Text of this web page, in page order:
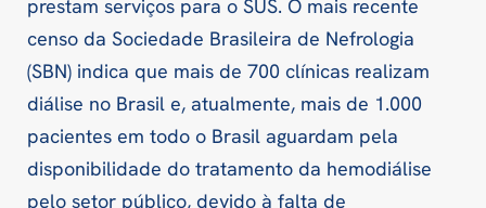
prestam serviços para o SUS. O mais recente
censo da Sociedade Brasileira de Nefrologia
(SBN) indica que mais de 700 clínicas realizam
diálise no Brasil e, atualmente, mais de 1.000
pacientes em todo o Brasil aguardam pela
disponibilidade do tratamento da hemodiálise
pelo setor público, devido à falta de